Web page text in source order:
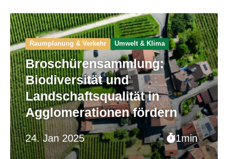
24. Jan 2025 1min
Raumplanung & Verkehr Umwelt & Klima
Broschürensammlung:
Biodiversität und
Landschaftsqualität in
Agglomerationen fördern